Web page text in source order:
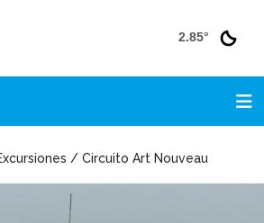
2.85°
/ Circuito Art Nouveau